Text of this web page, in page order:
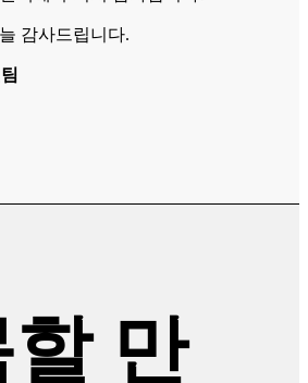
감사드립니다.
만